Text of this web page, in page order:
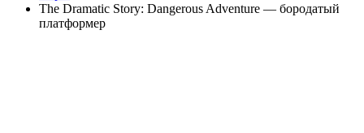
The Dramatic Story: Dangerous Adventure — бородатый
платформер